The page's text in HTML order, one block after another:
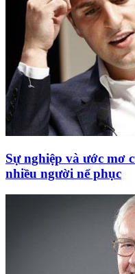
Sự nghiệp và ước mơ
nhiều người nể phục